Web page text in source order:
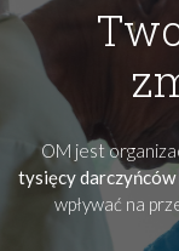
OM jest
tysięcy darczyńców
wpływać na